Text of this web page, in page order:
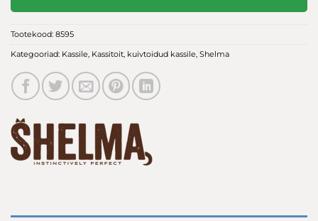
Tootekood: 8595
Kategooriad: Kassile, Kassitoit, kuivtoidud kassile, Shelma